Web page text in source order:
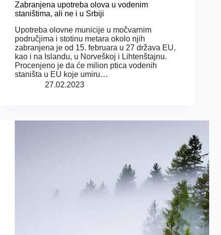
Zabranjena upotreba olova u vodenim
staništima, ali ne i u Srbiji
Upotreba olovne municije u močvarnim
područjima i stotinu metara okolo njih
zabranjena je od 15. februara u 27 država EU,
kao i na Islandu, u Norveškoj i Lihtenštajnu.
Procenjeno je da će milion ptica vodenih
staništa u EU koje umiru…
27.02.2023